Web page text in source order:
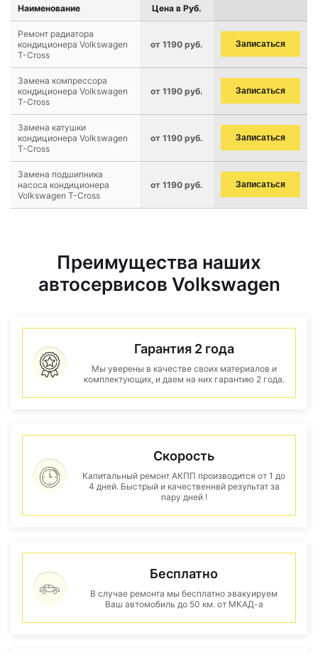
Наименование Цена в Руб.
Ремонт радиатора
кондиционера Volkswagen
T-Cross
от 1190 руб. Записаться
Замена компрессора
кондиционера Volkswagen
T-Cross
от 1190 руб. Записаться
Замена катушки
кондиционера Volkswagen
T-Cross
от 1190 руб. Записаться
Замена подшипника
насоса кондиционера
Volkswagen T-Cross
от 1190 руб. Записаться
Преимущества наших
автосервисов Volkswagen
Гарантия 2 года
Мы уверены в качестве своих материалов и
комплектующих, и даем на них гарантию 2 года.
Скорость
Капитальный ремонт АКПП производится от 1 до
4 дней. Быстрый и качественнвй результат за
пару дней !
Бесплатно
В случае ремонта мы бесплатно эвакуируем
Ваш автомобиль до 50 км. от МКАД-а